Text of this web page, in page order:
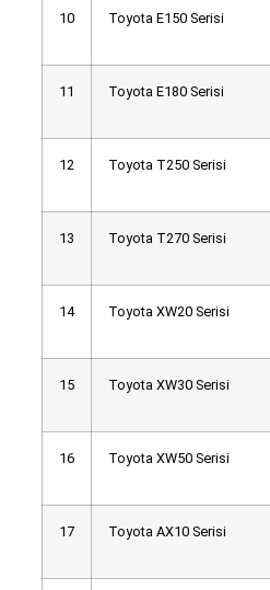
10 Toyota E150 Serisi
11 Toyota E180 Serisi
12 Toyota T250 Serisi
13 Toyota T270 Serisi
14 Toyota XW20 Serisi
15 Toyota XW30 Serisi
16 Toyota XW50 Serisi
17 Toyota AX10 Serisi